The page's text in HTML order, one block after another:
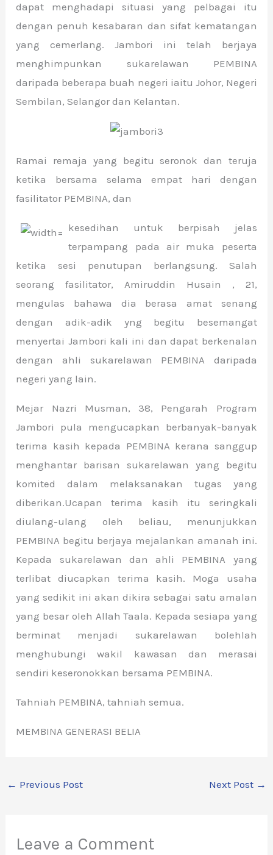
dapat menghadapi situasi yang pelbagai itu
dengan penuh kesabaran dan sifat kematangan
yang cemerlang. Jambori ini telah berjaya
menghimpunkan sukarelawan PEMBINA
daripada beberapa buah negeri iaitu Johor, Negeri
Sembilan, Selangor dan Kelantan.
Ramai remaja yang begitu seronok dan teruja
ketika bersama selama empat hari dengan
fasilitator PEMBINA, dan
kesedihan untuk berpisah jelas
terpampang pada air muka peserta
ketika sesi penutupan berlangsung. Salah
seorang fasilitator, Amiruddin Husain , 21,
mengulas bahawa dia berasa amat senang
dengan adik-adik yng begitu besemangat
menyertai Jambori kali ini dan dapat berkenalan
dengan ahli sukarelawan PEMBINA daripada
negeri yang lain.
Mejar Nazri Musman, 38, Pengarah Program
Jambori pula mengucapkan berbanyak-banyak
terima kasih kepada PEMBINA kerana sanggup
menghantar barisan sukarelawan yang begitu
komited dalam melaksanakan tugas yang
diberikan.Ucapan terima kasih itu seringkali
diulang-ulang oleh beliau, menunjukkan
PEMBINA begitu berjaya mejalankan amanah ini.
Kepada sukarelawan dan ahli PEMBINA yang
terlibat diucapkan terima kasih. Moga usaha
yang sedikit ini akan dikira sebagai satu amalan
yang besar oleh Allah Taala. Kepada sesiapa yang
berminat menjadi sukarelawan bolehlah
menghubungi wakil kawasan dan merasai
sendiri keseronokkan bersama PEMBINA.
Tahniah PEMBINA, tahniah semua.
MEMBINA GENERASI BELIA
← Previous Post Next Post →
Leave a Comment